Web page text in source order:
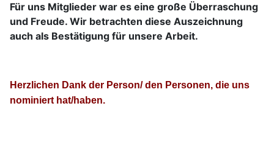
Für uns Mitglieder war es eine große Überraschung
und Freude. Wir betrachten diese Auszeichnung
auch als Bestätigung für unsere Arbeit.
Herzlichen Dank der Person/ den Personen, die uns
nominiert hat/haben.